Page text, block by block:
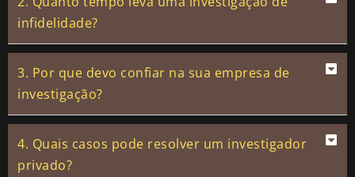
infidelidade?
3. Por que devo confiar na sua empresa de
investigação?
4. Quais casos pode resolver um investigador
privado?